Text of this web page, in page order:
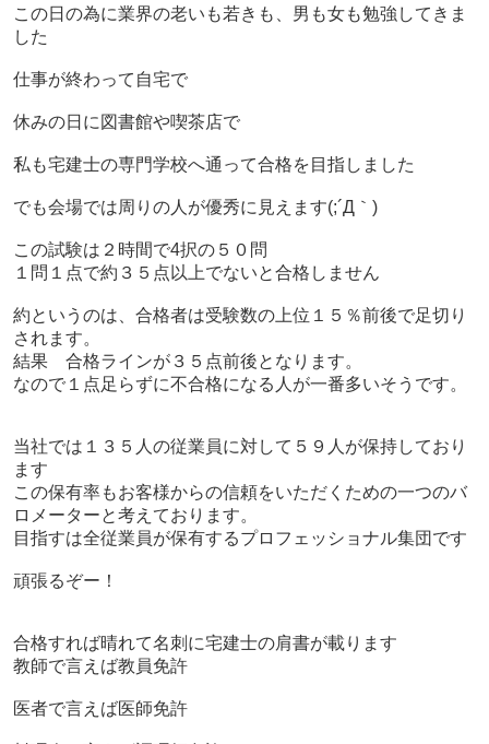
この日の為に業界の老いも若きも、男も女も勉強してきま
した
仕事が終わって自宅で
休みの日に図書館や喫茶店で
私も宅建士の専門学校へ通って合格を目指しました
でも会場では周りの人が優秀に見えます(;´Д｀)
この試験は２時間で4択の５０問
１問１点で約３５点以上でないと合格しません
約というのは、合格者は受験数の上位１５％前後で足切り
されます。
結果 合格ラインが３５点前後となります。
なので１点足らずに不合格になる人が一番多いそうです。
当社では１３５人の従業員に対して５９人が保持しており
ます
この保有率もお客様からの信頼をいただくための一つのバ
ロメーターと考えております。
目指すは全従業員が保有するプロフェッショナル集団です
頑張るぞー！
合格すれば晴れて名刺に宅建士の肩書が載ります
教師で言えば教員免許
医者で言えば医師免許